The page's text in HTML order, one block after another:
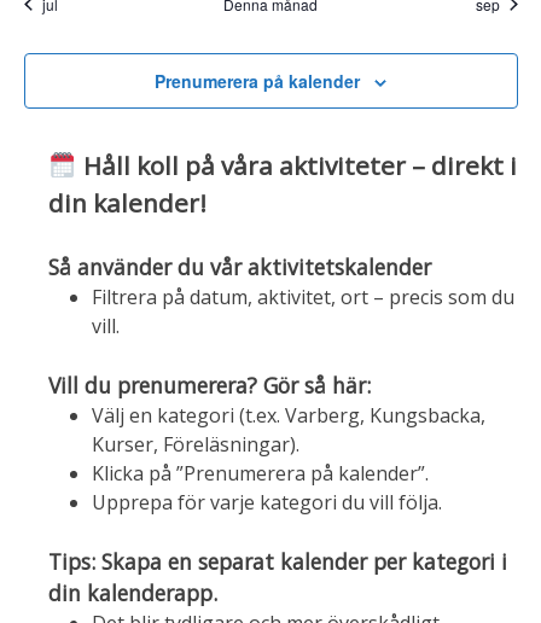
Prenumerera på kalender
Håll koll på våra aktiviteter – direkt i
din kalender!
Så använder du vår aktivitetskalender
Filtrera på datum, aktivitet, ort – precis som du
vill.
Vill du prenumerera? Gör så här:
Välj en kategori (t.ex. Varberg, Kungsbacka,
Kurser, Föreläsningar).
Klicka på ”Prenumerera på kalender”.
Upprepa för varje kategori du vill följa.
Tips: Skapa en separat kalender per kategori i
din kalenderapp.